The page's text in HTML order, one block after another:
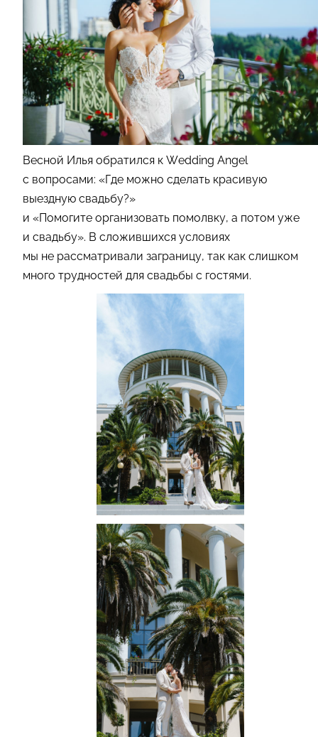
Весной Илья обратился к Wedding Angel
c вопросами: «Где можно сделать красивую
выездную свадьбу?»
и «Помогите организовать помолвку, а потом уже
и свадьбу». В сложившихся условиях
мы не рассматривали заграницу, так как слишком
много трудностей для свадьбы с гостями.